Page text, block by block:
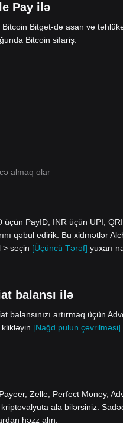
Pay ilə
Bitget-də asan və
Bitcoin sifariş.
almaq olar
üçün PayID, INR üçün UPI,
qəbul edirik. Bu xidmətlər
> seçin [Üçüncü Tərəf] yuxarı
balansı ilə
balansınızı artırmaq üçün
[Nağd pulun çevrilməsi]
Zelle, Perfect Money,
ala bilərsiniz.
həzz alın.